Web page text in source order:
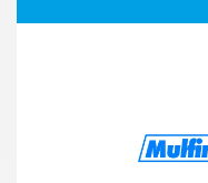
Autohaus